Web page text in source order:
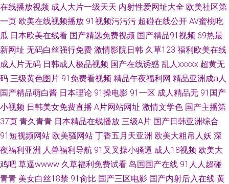
在线播放视频 成人大片一级天天 内射性爱网址大全 欧美社区第
一页 欧美在线视频播放 91视频污污污 超碰在线公开 AV蜜桃吃
瓜 日本欧美在线看 国产精选免费视频 国产精品91视频 69热最
新网址 无码白丝强行免费 激情影院日韩 久草123 福利欧美在线
成人片无码 日韩成人极品视频 国产在线诱惑 乱人xxxxx 超黄无
码 三级黄色图片 91免费看视频 精品午夜福利网 精品亚洲成a人
国产精品萌白酱 日本理论 91操电影 91一区 成人精品无 91国产
小视频 日韩美女免费直播 A片网站网址 激情文学色 国产主播第
37页 青久青青 日本精品在线播放 三级A片 国产日韩亚洲综合
91短视频网站 欧美骚网站 丁香五月天亚洲 欧美大粗吊人妖 深
夜福利亚洲 人兽福利导航 91叉叉操小骚逼 成人18视频 欧美大
鸡吧 草逼wwww 久草福利免费试看 岛国国产在线 91人人超碰
青青 美女白丝18禁 91肏比 国产三区电影 国产内射后入在线 黄